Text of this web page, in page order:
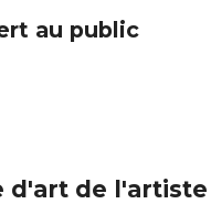
au public
d'art de l'artiste